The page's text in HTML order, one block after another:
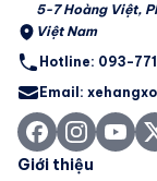
5-7 Hoàng Việt,
Việt Nam
Hotline: 093-
Email:
Giới thiệu